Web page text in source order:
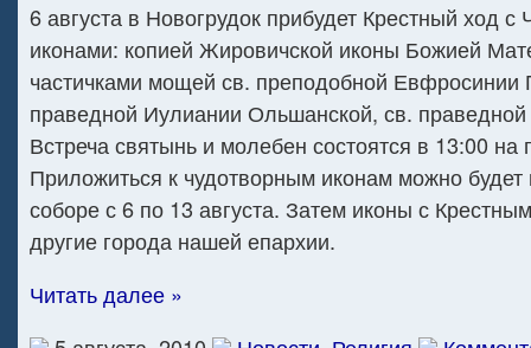
6 августа в Новогрудок прибудет Крестный ход
иконами: копией Жировичской иконы Божией
частичками мощей св. преподобной Евфросинии
праведной Иулиании Ольшанской, св.
Встреча святынь и молебен состоятся в 13:00
Приложиться к чудотворным иконам можно
соборе с 6 по 13 августа. Затем иконы с
другие города нашей епархии.
Читать далее »